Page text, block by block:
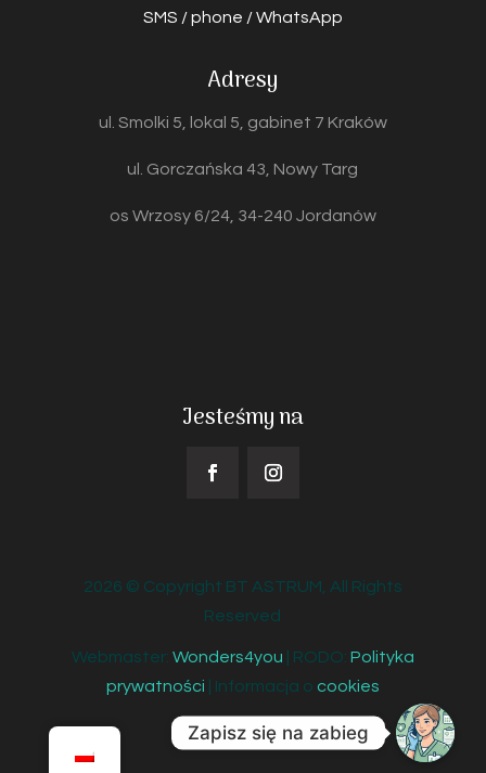
SMS / phone / WhatsApp
Adresy
ul. Smolki 5, lokal 5, gabinet 7 Kraków
ul. Gorczańska 43, Nowy Targ
os Wrzosy 6/24, 34-240 Jordanów
Jesteśmy na
2026 © Copyright BT ASTRUM, All Rights
Reserved
Webmaster: Wonders4you | RODO: Polityka
prywatności | Informacja o cookies
Zapisz się na zabieg